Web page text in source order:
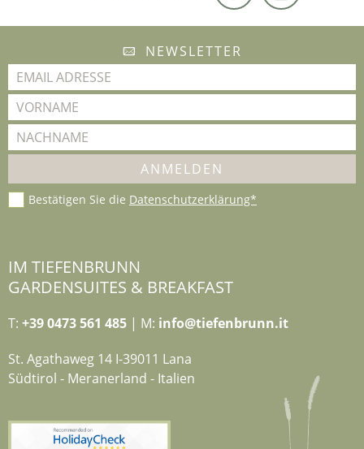
NEWSLETTER
Bestätigen Sie die Datenschutzerklärung*
IM TIEFENBRUNN
GARDENSUITES & BREAKFAST
T: +39 0473 561 485 | M: info@tiefenbrunn.it
St. Agathaweg 14 I-39011 Lana
Südtirol - Meranerland - Italien